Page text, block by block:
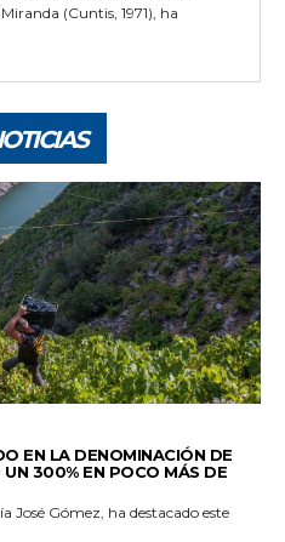
(Cuntis, 1971), ha
EN LA DENOMINACIÓN DE
UN 300% EN POCO MÁS DE
José Gómez, ha destacado este